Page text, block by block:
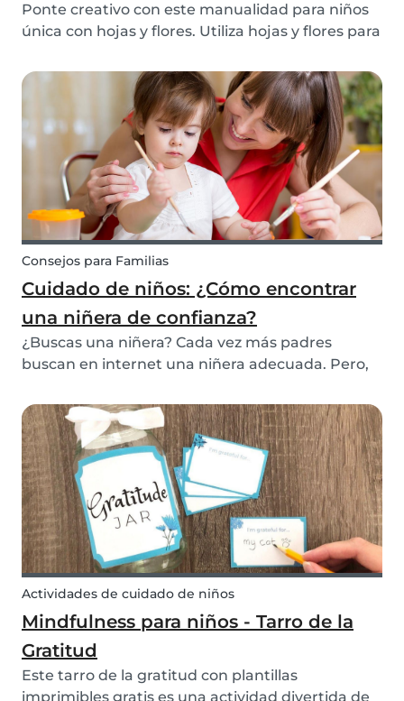
Ponte creativo con este manualidad para niños
única con hojas y flores. Utiliza hojas y flores para
Consejos para Familias
Cuidado de niños: ¿Cómo encontrar
una niñera de confianza?
¿Buscas una niñera? Cada vez más padres
buscan en internet una niñera adecuada. Pero,
niñera? Lee nuestros 10 consejos sobre lo que
debes hacer cuando busques una niñera de
confianza.
Actividades de cuidado de niños
Mindfulness para niños - Tarro de la
Gratitud
Este tarro de la gratitud con plantillas
imprimibles gratis es una actividad divertida de